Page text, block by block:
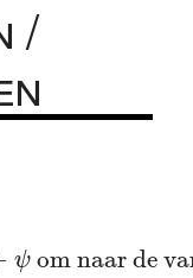
/
ψ om naar de
om naar de